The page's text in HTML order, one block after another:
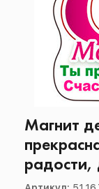
Магнит
радости,